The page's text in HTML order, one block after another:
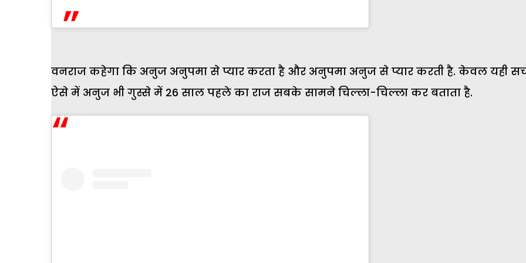
वनराज कहेगा कि अनुज अनुपमा से प्यार करता है और अनुपमा अनुज से प्यार करती है. केवल यही
ऐसे में अनुज भी गुस्से में 26 साल पहले का राज सबके सामने चिल्ला-चिल्ला कर बताता है.